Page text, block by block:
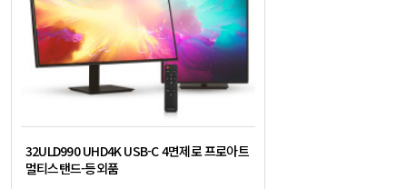
32ULD990 UHD4K USB-C 4면제로 프로아트
멀티스탠드-등외품